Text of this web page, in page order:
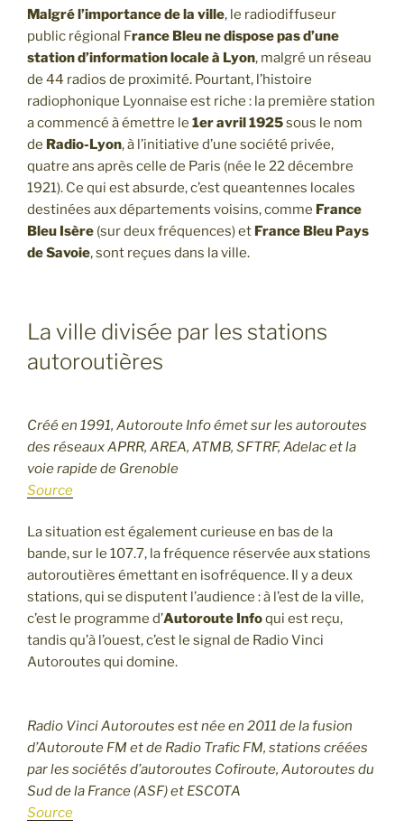
Malgré l’importance de la ville, le radiodiffuseur
public régional France Bleu ne dispose pas d’une
station d’information locale à Lyon, malgré un réseau
de 44 radios de proximité. Pourtant, l’histoire
radiophonique Lyonnaise est riche : la première station
a commencé à émettre le 1er avril 1925sous le nom
de Radio-Lyon, à l’initiative d’une société privée,
quatre ans après celle de Paris (née le 22 décembre
1921). Ce qui est absurde, c’est queantennes locales
destinées aux départements voisins, comme France
Bleu Isère (sur deux fréquences) et France Bleu Pays
de Savoie, sont reçues dans la ville.
La ville divisée par les stations
autoroutières
Créé en 1991, Autoroute Info émet sur les autoroutes
des réseaux APRR, AREA, ATMB, SFTRF, Adelac et la
voie rapide de Grenoble
Source
La situation est également curieuse en bas de la
bande, sur le 107.7, la fréquence réservée aux stations
autoroutières émettant en isofréquence. Il y a deux
stations, qui se disputent l’audience : à l’est de la ville,
c’est le programme d’Autoroute Infoqui est reçu,
tandis qu’à l’ouest, c’est le signal de Radio Vinci
Autoroutes qui domine.
Radio Vinci Autoroutes est née en 2011 de la fusion
d’Autoroute FM et de Radio Trafic FM, stations créées
par les sociétés d’autoroutes Cofiroute, Autoroutes du
Sud de la France (ASF) et ESCOTA
Source